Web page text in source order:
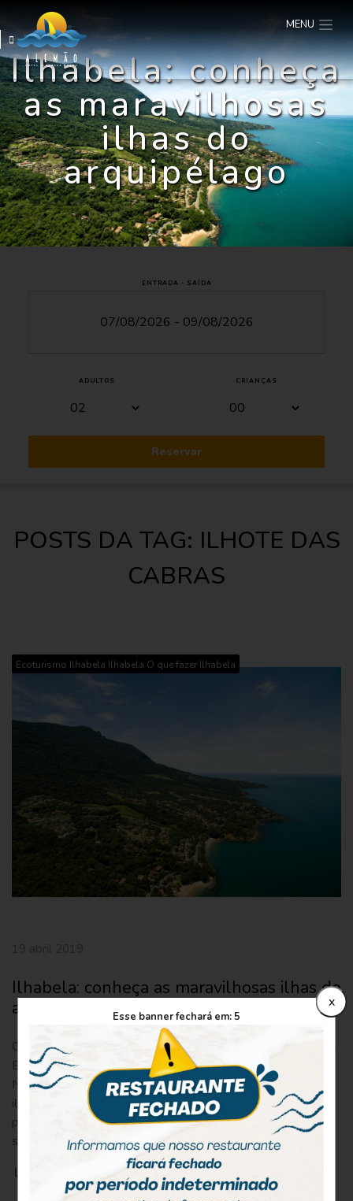
MENU
Ilhabela: conheça
as maravilhosas
ilhas do
arquipélago
ENTRADA - SAÍDA
ADULTOS CRIANÇAS
Reservar
POSTS DA TAG: ILHOTE DAS
CABRAS
Ecoturismo Ilhabela Ilhabela O que fazer Ilhabela
Ilhabela: conheça as maravilhosas ilhas do
arquipélago
O arquipélago de Ilhabela é classificado como uma Estância
Balneária, o único município-arquipélago marinho no Brasil.
No Parque Estadual de Ilhabela (PEIb) existem 12 ilhas, 3
ilhotes, 3 lajes e 1 parcel, totalizando 19. Sendo assim, as
principais ilhas que são maiores em extensão e habitadas
são as Ilhas de São Sebastião, Búzios e da […]
LEIA MAIS
x
Esse banner fechará em:5